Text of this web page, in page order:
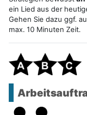
ein Lied aus der
Gehen Sie dazu ggf.
max. 10 Minuten Zeit.